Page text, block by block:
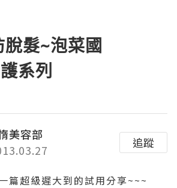
髮~泡菜國
系列
美容部
追蹤
篇超級遲大到的試用分享~~~